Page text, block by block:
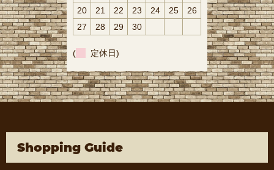
20 21 22 23 24 25
26
27
28 29 30
( 定休日)
Shopping Guide